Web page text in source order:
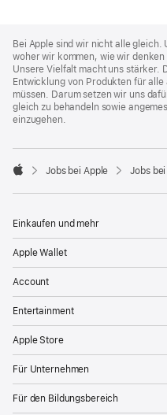
Footer
Bei Apple sind wir nicht alle gleich.
woher wir kommen, wie wir
Unsere Vielfalt macht uns stärker.
Entwicklung von Produkten für
müssen. Darum setzen wir uns
gleich zu behandeln sowie
einzugehen.

Jobs bei Apple Jobs
Einkaufen und mehr
Apple Wallet
Account
Entertainment
Apple Store
Für Unternehmen
Für den Bildungsbereich